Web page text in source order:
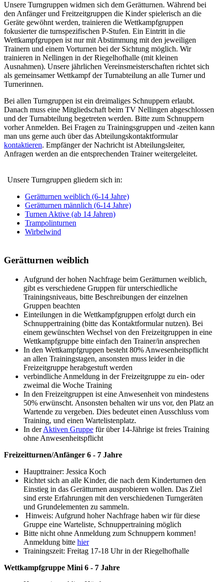
Unsere Turngruppen widmen sich dem Gerätturnen. Während bei
den Anfänger und Freitzeitgruppen die Kinder spielerisch an die
Geräte gewöhnt werden, trainieren die Wettkampfgruppen
fokusierter die turnspezifischen P-Stufen. Ein Eintritt in die
Wettkampfgruppen ist nur mit Abstimmung mit den jeweiligen
Trainern und einem Vorturnen bei der Sichtung möglich. Wir
trainieren in Nellingen in der Riegelhofhalle (mit kleinen
Ausnahmen). Unsere jährlichen Vereinsmeisterschaften richtet sich
als gemeinsamer Wettkampf der Turnabteilung an alle Turner und
Turnerinnen.
Bei allen Turngruppen ist ein dreimaliges Schnuppern erlaubt.
Danach muss eine Mitgliedschaft beim TV Nellingen abgeschlossen
und der Turnabteilung begetreten werden. Bitte zum Schnuppern
vorher Anmelden. Bei Fragen zu Trainingsgruppen und -zeiten kann
man uns gerne auch über das Abteilungskontaktformular
kontaktieren. Empfänger der Nachricht ist Abteilungsleiter,
Anfragen werden an die entsprechenden Trainer weitergeleitet.
Unsere Turngruppen gliedern sich in:
Gerätturnen weiblich (6-14 Jahre)
Gerätturnen männlich (6-14 Jahre)
Turnen Aktive (ab 14 Jahren)
Trampolinturnen
Wirbelwind
Gerätturnen weiblich
Aufgrund der hohen Nachfrage beim Gerätturnen weiblich,
gibt es verschiedene Gruppen für unterschiedliche
Trainingsniveaus, bitte Beschreibungen der einzelnen
Gruppen beachten
Einteilungen in die Wettkampfgruppen erfolgt durch ein
Schnuppertraining (bitte das Kontaktformular nutzen). Bei
einem gewünschten Wechsel von den Freizeitgruppen in eine
Wettkampfgruppe bitte einfach den Trainer/in ansprechen
In den Wettkampfgruppen besteht 80% Anwesenheitspflicht
an allen Trainingstagen, ansonsten muss leider in die
Freizeitgruppe herabgestuft werden
verbindliche Anmeldung in der Freizeitgruppe zu ein- oder
zweimal die Woche Training
In den Freizeitgruppen ist eine Anwesenheit von mindestens
50% erwünscht. Ansonsten behalten wir uns vor, den Platz an
Wartende zu vergeben. Dies bedeutet einen Ausschluss vom
Training, und einen Wartelistenplatz.
In derAktiven Gruppe für über 14-Jährige ist freies Training
ohne Anwesenheitspflicht
Freizeitturnen/Anfänger 6 - 7 Jahre
Haupttrainer: Jessica Koch
Richtet sich an alle Kinder, die nach dem Kinderturnen den
Einstieg in das Gerätturnen ausprobieren wollen. Das Ziel
sind erste Erfahrungen mit den verschiedenen Turngeräten
und Grundelementen zu sammeln.
Hinweis: Aufgrund hoher Nachfrage haben wir für diese
Gruppe eine Warteliste, Schnuppertraining möglich
Bitte nicht ohne Anmeldung zum Schnuppern kommen!
Anmeldung bitte hier
Trainingszeit: Freitag 17-18 Uhr in der Riegelhofhalle
Wettkampfgruppe Mini 6 - 7 Jahre